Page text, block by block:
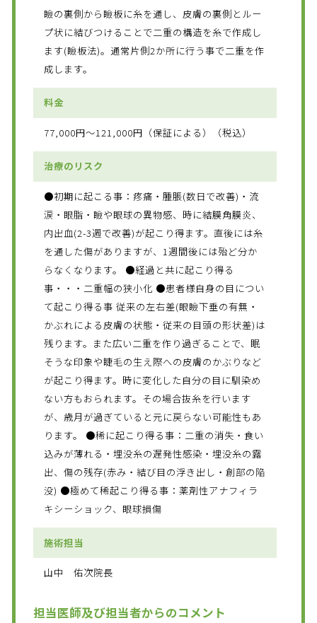
瞼の裏側から瞼板に糸を通し、皮膚の裏側とルー
プ状に結びつけることで二重の構造を糸で作成し
ます(瞼板法)。通常片側2か所に行う事で二重を作
成します。
料金
77,000円～121,000円（保証による）（税込）
治療のリスク
●初期に起こる事：疼痛・腫脹(数日で改善)・流
涙・眼脂・瞼や眼球の異物感、時に結膜角膜炎、
内出血(2-3週で改善)が起こり得ます。直後には糸
を通した傷がありますが、1週間後には殆ど分か
らなくなります。 ●経過と共に起こり得る
事・・・二重幅の狭小化 ●患者様自身の目につい
て起こり得る事 従来の左右差(眼瞼下垂の有無・
かぶれによる皮膚の状態・従来の目頭の形状差)は
残ります。また広い二重を作り過ぎることで、眠
そうな印象や睫毛の生え際への皮膚のかぶりなど
が起こり得ます。時に変化した自分の目に馴染め
ない方もおられます。その場合抜糸を行います
が、歳月が過ぎていると元に戻らない可能性もあ
ります。 ●稀に起こり得る事：二重の消失・食い
込みが薄れる・埋没糸の遅発性感染・埋没糸の露
出、傷の残存(赤み・結び目の浮き出し・創部の陥
没) ●極めて稀起こり得る事：薬剤性アナフィラ
キシーショック、眼球損傷
施術担当
山中 佑次院長
担当医師及び担当者からのコメント